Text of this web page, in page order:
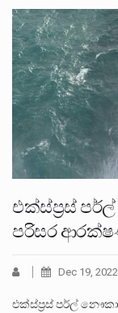
එක්ස්ප්‍රස්
පරිසර
Dec 19, 2022
එක්ස්ප්‍රස් පර්ල්